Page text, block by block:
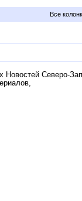
Все
Новостей Северо-